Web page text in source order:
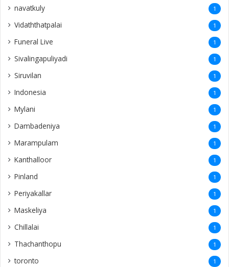
navatkuly 1
Vidaththatpalai 1
Funeral Live 1
Sivalingapuliyadi 1
Siruvilan 1
Indonesia 1
Mylani 1
Dambadeniya 1
Marampulam 1
Kanthalloor 1
Pinland 1
Periyakallar 1
Maskeliya 1
Chillalai 1
Thachanthopu 1
toronto 1